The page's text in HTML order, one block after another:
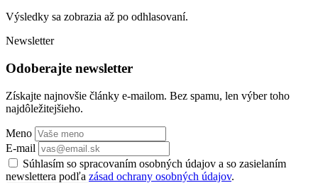
Výsledky sa zobrazia až po odhlasovaní.
Newsletter
Odoberajte newsletter
Získajte najnovšie články e-mailom. Bez spamu, len výber toho
najdôležitejšieho.
Meno
E-mail
Súhlasím so spracovaním osobných údajov a so zasielaním
newslettera podľa zásad ochrany osobných údajov.